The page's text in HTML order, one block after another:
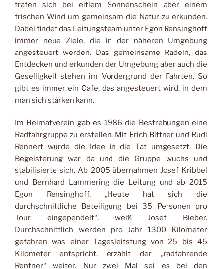
trafen sich bei eitlem Sonnenschein aber einem
frischen Wind um gemeinsam die Natur zu erkunden.
Dabei findet das Leitungsteam unter Egon Rensinghoff
immer neue Ziele, die in der näheren Umgebung
angesteuert werden. Das gemeinsame Radeln, das
Entdecken und erkunden der Umgebung aber auch die
Geselligkeit stehen im Vordergrund der Fahrten. So
gibt es immer ein Cafe, das angesteuert wird, in dem
man sich stärken kann.
Im Heimatverein gab es 1986 die Bestrebungen eine
Radfahrgruppe zu erstellen. Mit Erich Bittner und Rudi
Rennert wurde die Idee in die Tat umgesetzt. Die
Begeisterung war da und die Gruppe wuchs und
stabilisierte sich. Ab 2005 übernahmen Josef Kribbel
und Bernhard Lammering die Leitung und ab 2015
Egon Rensinghoff. „Heute hat sich die
durchschnittliche Beteiligung bei 35 Personen pro
Tour eingependelt“, weiß Josef Bieber.
Durchschnittlich werden pro Jahr 1300 Kilometer
gefahren was einer Tagesleitstung von 25 bis 45
Kilometer entspricht, erzählt der „radfahrende
Rentner“ weiter. Nur zwei Mal sei es bei den